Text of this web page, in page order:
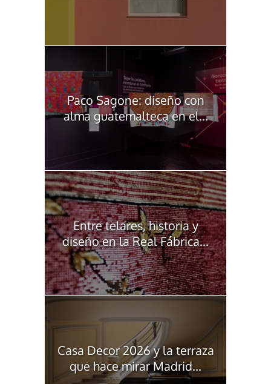
Paco Sagone: diseño con
alma guatemalteca en el...
Entre telares, historia y
diseño en la Real Fábrica...
Casa Decor 2026 y la terraza
que hace mirar Madrid...